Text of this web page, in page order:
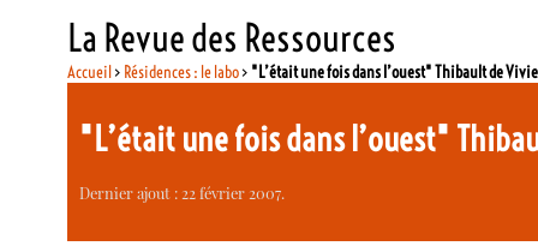
La Revue des Ressources
Accueil> Résidences : le labo> "L’était une fois dans l’ouest" Thibault de
"L’était une fois dans l’ouest"
Dernier ajout : 22 février 2007.